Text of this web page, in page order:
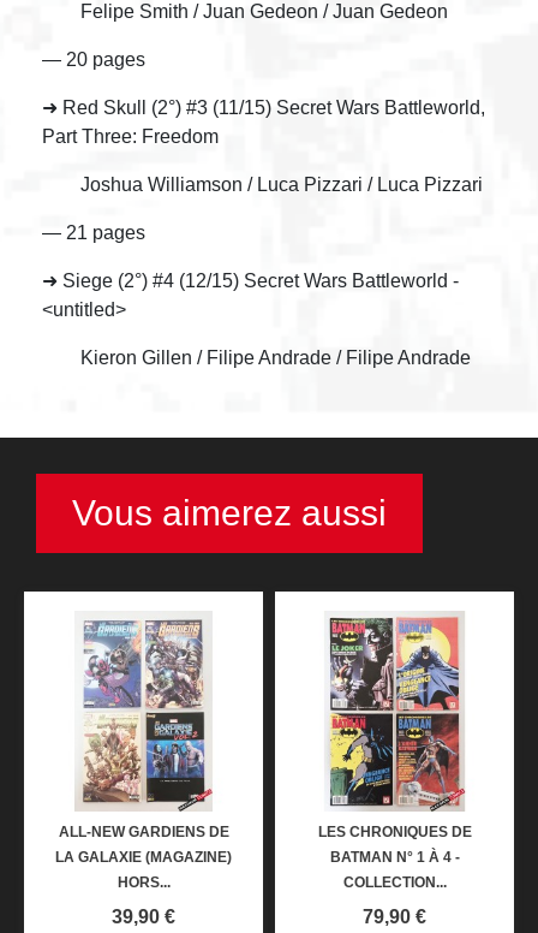
Felipe Smith / Juan Gedeon / Juan Gedeon
— 20 pages
➜ Red Skull (2°) #3 (11/15) Secret Wars Battleworld,
Part Three: Freedom
Joshua Williamson / Luca Pizzari / Luca Pizzari
— 21 pages
➜ Siege (2°) #4 (12/15) Secret Wars Battleworld -
<untitled>
Kieron Gillen / Filipe Andrade / Filipe Andrade
Vous aimerez aussi
ALL-NEW GARDIENS DE
LA GALAXIE (MAGAZINE)
HORS...
Prix
39,90 €
LES CHRONIQUES DE
BATMAN N° 1 À 4 -
COLLECTION...
Prix
79,90 €